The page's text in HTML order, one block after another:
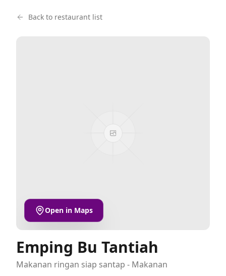
Back to restaurant list
Open in Maps
Emping Bu Tantiah
Makanan ringan siap santap - Makanan